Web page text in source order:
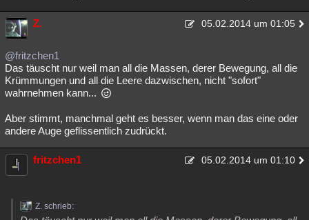
Z. 05.02.2014 um 01:05
@fritzchen1
Das täuscht nur weil man all die Massen, derer Bewegung, all die
Krümmungen und all die Leere dazwischen, nicht "sofort"
wahrnehmen kann...
Aber stimmt, manchmal geht es besser, wenn man das eine oder
andere Auge geflissentlich zudrückt.
fritzchen1 05.02.2014 um 01:10
Z. schrieb: